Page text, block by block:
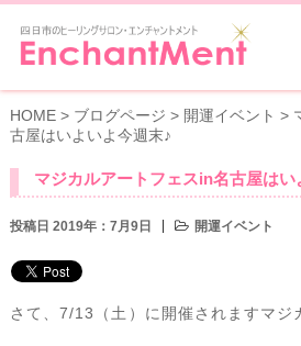
HOME> ブログページ > 開運イベント >
古屋はいよいよ今週末♪
マジカルアートフェスin名古屋はい
投稿日 2019年：7月9日 開運イベント
さて、7/13（土）に開催されますマジ